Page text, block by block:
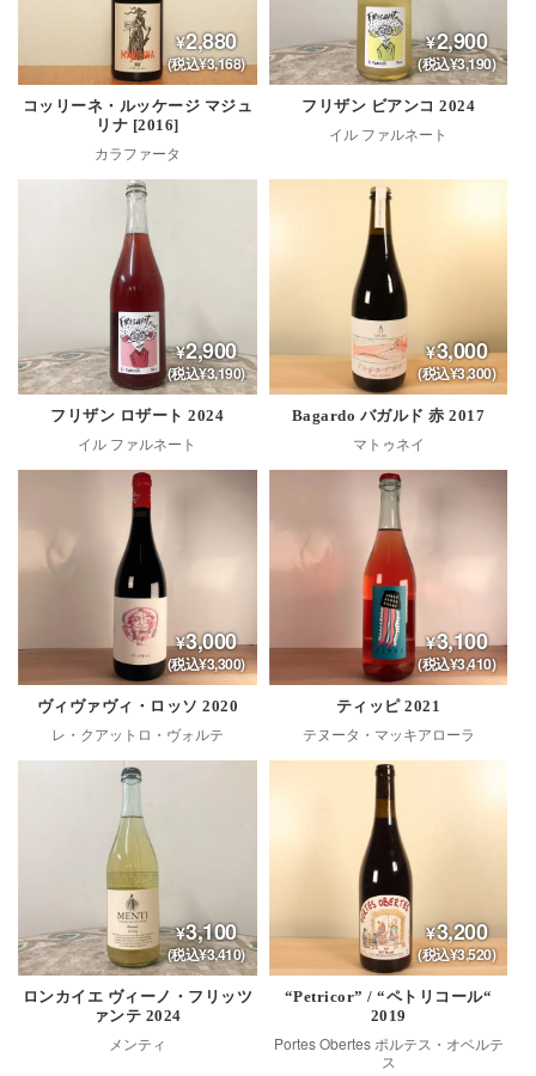
2,880
(税込¥3,168)
コッリーネ・ルッケージ マジュ
リナ [2016]
カラファータ
2,900
(税込¥3,190)
フリザン ビアンコ 2024
イル ファルネート
2,900
(税込¥3,190)
フリザン ロザート 2024
イル ファルネート
3,000
(税込¥3,300)
Bagardo バガルド 赤 2017
マトゥネイ
3,000
(税込¥3,300)
ヴィヴァヴィ・ロッソ 2020
レ・クアットロ・ヴォルテ
3,100
(税込¥3,410)
ティッピ 2021
テヌータ・マッキアローラ
3,100
(税込¥3,410)
ロンカイエ ヴィーノ・フリッツ
ァンテ 2024
メンティ
3,200
(税込¥3,520)
“Petricor” / “ペトリコール“
2019
Portes Obertes ポルテス・オベルテ
ス